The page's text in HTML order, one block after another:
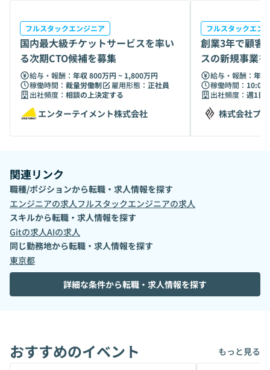
フルスタックエンジニア
国内最大級チケットサービスを率い
る次期CTO候補を募集
給与・報酬： 年収 800万円 ~ 1,800万円
稼働時間： 裁量労働制 雇用形態： 正社員
出社頻度： 相談の上決定する
エンターテイメント株式会社
フルスタックエン
創業3年で顧客
スの新規事業
ジニア
給与・報酬： 年
稼働時間： 10:00
出社頻度： 週1日
株式会社プ
関連リンク
職種/ポジションから転職・求人情報を探す
エンジニアの求人 フルスタックエンジニアの求人
スキルから転職・求人情報を探す
Gitの求人AIの求人
同じ勤務地から転職・求人情報を探す
東京都
詳細な条件から転職・求人情報を探す
おすすめのイベント もっと見る